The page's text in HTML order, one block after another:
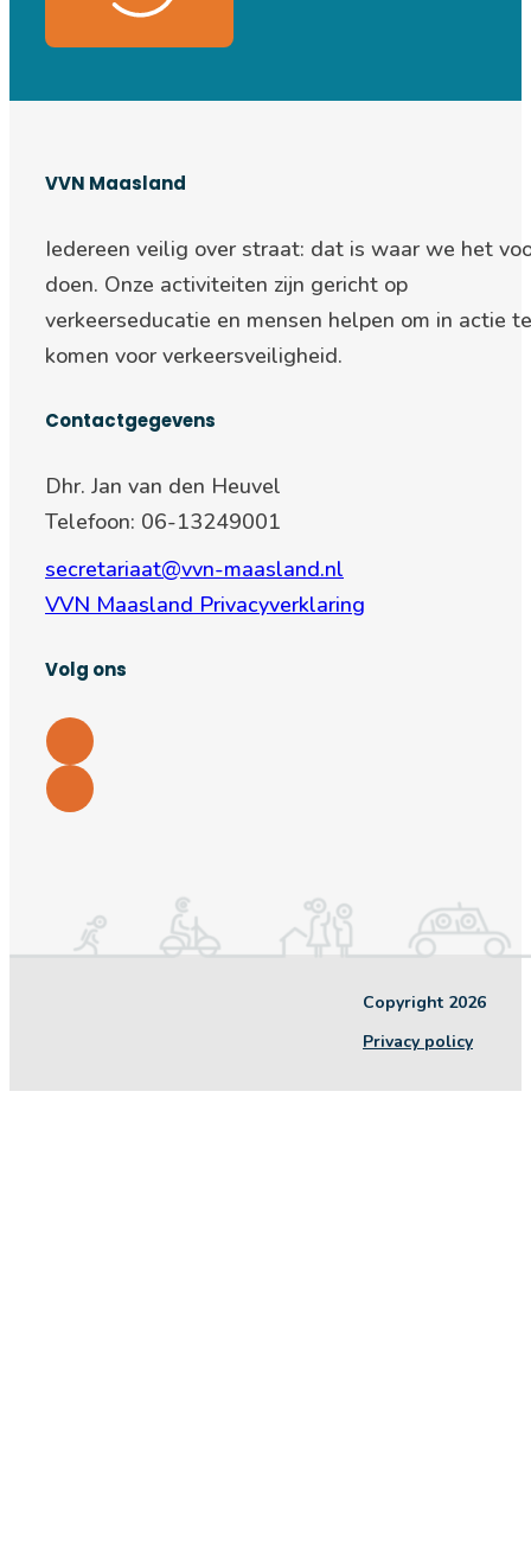
VVN Maasland
Iedereen veilig over straat: dat is waar we het
doen. Onze activiteiten zijn gericht op
verkeerseducatie en mensen helpen om in actie te
komen voor verkeersveiligheid.
Contactgegevens
Dhr. Jan van den Heuvel
Telefoon: 06-13249001
secretariaat@vvn-maasland.nl
VVN Maasland Privacyverklaring
Volg ons
Copyright 2026
Privacy policy